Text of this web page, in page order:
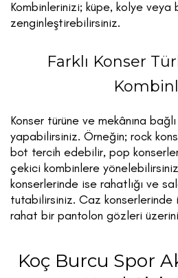
Kombinlerinizi; küpe, kolye veya
zenginleştirebilirsiniz.
Farklı Konser
Konser türüne ve mekânına
yapabilirsiniz. Örneğin; rock
bot tercih edebilir, pop
çekici kombinlere
konserlerinde ise rahatlığı ve
tutabilirsiniz. Caz konserlerinde
rahat bir pantolon gözleri
Koç Burcu Spor